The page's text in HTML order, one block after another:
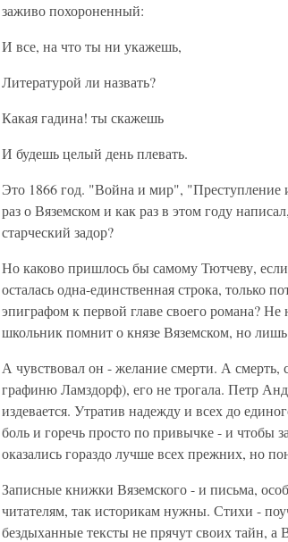
заживо похороненный:
И все, на что ты ни укажешь,
Литературой ли назвать?
Какая гадина! ты скажешь
И будешь целый день плевать.
Это 1866 год. "Война и мир", "Преступление
раз о Вяземском и как раз в этом году
старческий задор?
Но каково пришлось бы самому Тютчеву,
осталась одна-единственная строка, только
эпиграфом к первой главе своего романа?
школьник помнит о князе Вяземском, но
А чувствовал он - желание смерти. А смерть,
графиню Ламздорф), его не трогала. Петр
издевается. Утратив надежду и всех до
боль и горечь просто по привычке - и чтобы
оказались гораздо лучше всех прежних, но
Записные книжки Вяземского - и письма,
читателям, так историкам нужны. Стихи -
бездыханные тексты не прячут своих тайн, а